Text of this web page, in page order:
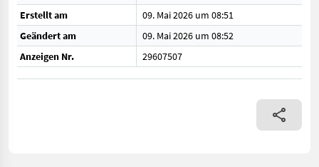
Erstellt am
09. Mai 2026 um 08:51
Geändert am
09. Mai 2026 um 08:52
Anzeigen Nr.
29607507